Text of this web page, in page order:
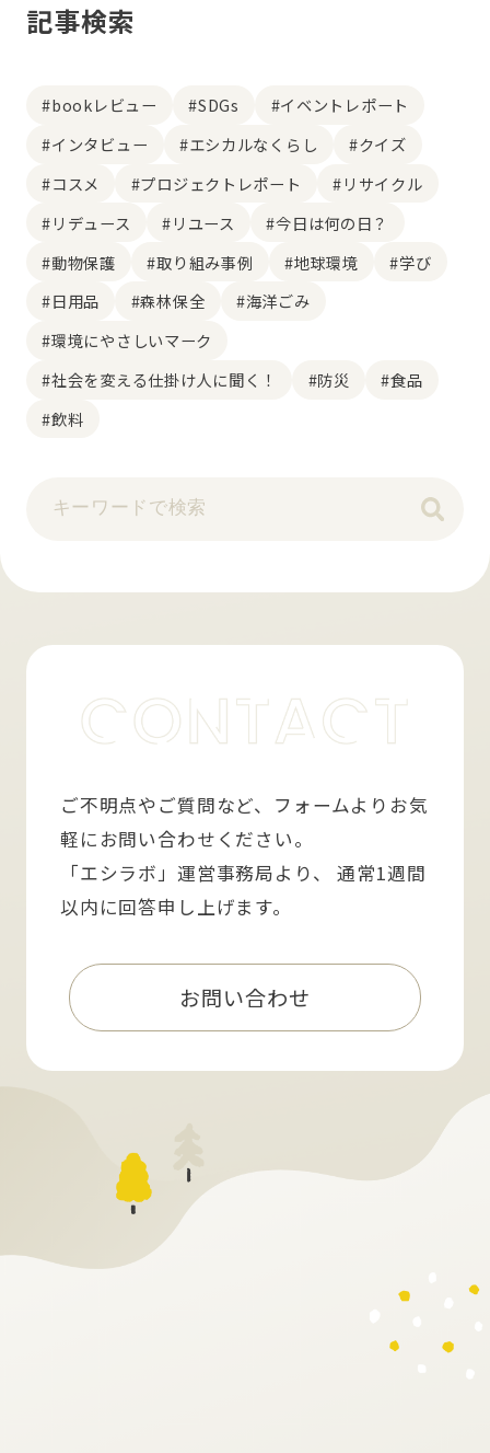
記事検索
#bookレビュー #SDGs
#イベントレポート
#インタビュー
#エシカルなくらし
#クイズ
#コスメ
#プロジェクトレポート
#リサイクル
#リデュース
#リユース
#今日は何の日？
#動物保護
#取り組み事例 #地球環境
#学び
#日用品
#森林保全
#海洋ごみ
#環境にやさしいマーク
#社会を変える仕掛け人に聞く！
#防災
#食品
#飲料
ご不明点やご質問など、フォームよりお気
軽にお問い合わせください。
「エシラボ」運営事務局より、 通常1週間
以内に回答申し上げます。
お問い合わせ